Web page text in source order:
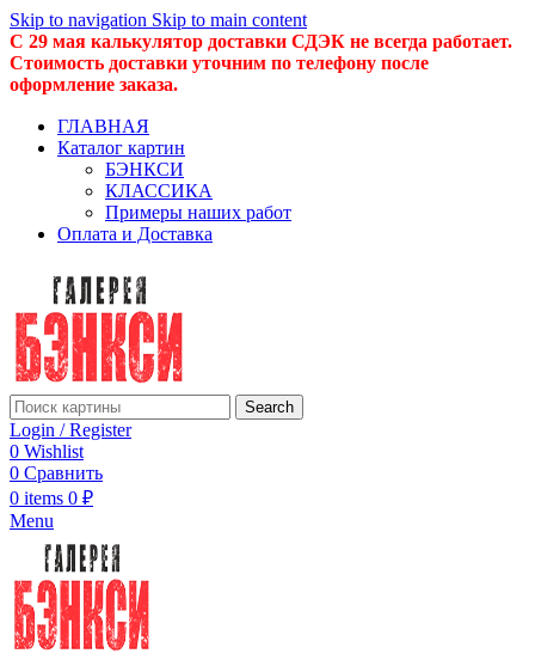
Skip to navigation Skip to main content
С 29 мая калькулятор доставки СДЭК не всегда работает.
Стоимость доставки уточним по телефону после
оформление заказа.
ГЛАВНАЯ
Каталог картин
БЭНКСИ
КЛАССИКА
Примеры наших работ
Оплата и Доставка
Search
Login / Register
0 Wishlist
0 Сравнить
0 items 0 ₽
Menu